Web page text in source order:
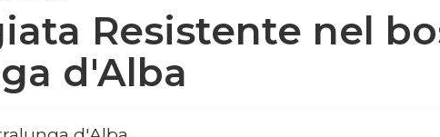
Resistente nel
d'Alba